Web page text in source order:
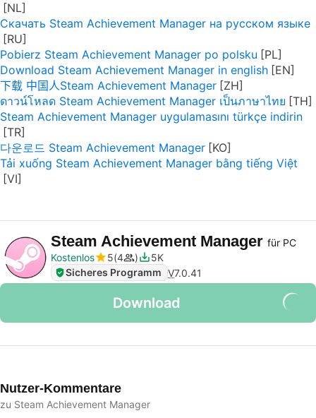
Скачать Steam Achievement Manager на русском языке
Pobierz Steam Achievement Manager po polsku
Download Steam Achievement Manager in english
下载 中国人Steam Achievement Manager
ดาวน์โหลด Steam Achievement Manager เป็นภาษาไทย
Steam Achievement Manager uygulamasını türkçe indirin
다운로드 Steam Achievement Manager
Tải xuống Steam Achievement Manager bằng tiếng Việt
Steam Achievement Manager für PC
Kostenlos
5 4
5K
Sicheres Programm V7.0.41
Download
Nutzer-Kommentare
zu Steam Achievement Manager